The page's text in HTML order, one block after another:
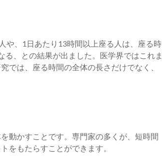
や、1日あたり13時間以上座る人は、座る時
、との結果が出ました。医学界ではこれま
では、座る時間の全体の長さだけでなく、
動かすことです。専門家の多くが、短時間
をもたらすことができます。